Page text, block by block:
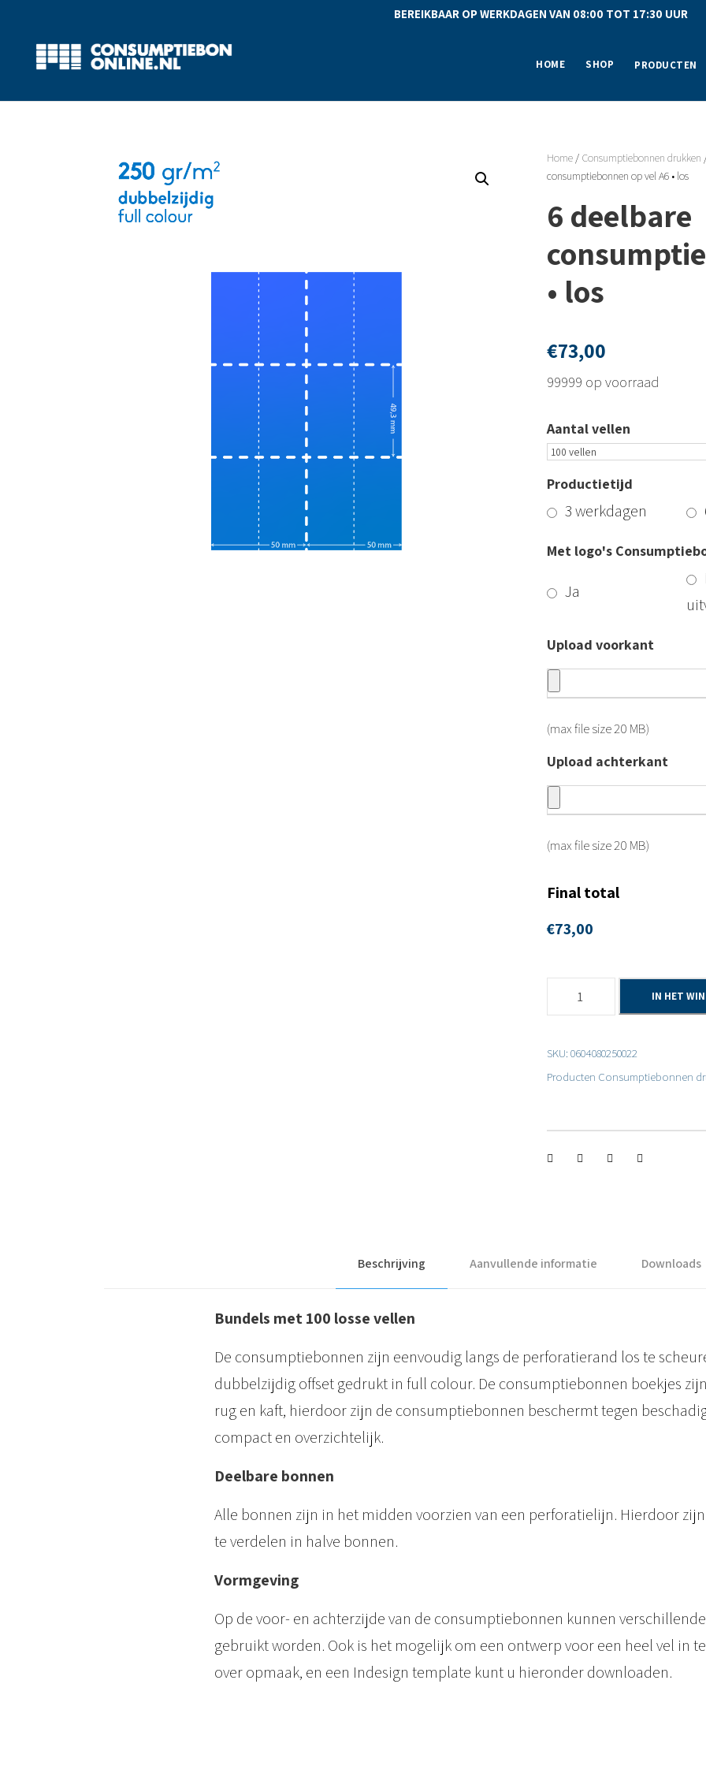
BEREIKBAAR OP WERKDAGEN VAN 08:00 TOT 17:30 UUR
HOME SHOP PRODUCTEN
Home/ Consumptiebonnen drukken
consumptiebonnen op vel A6 • los
6 deelbare
• los
€73,00
99999 op voorraad
Aantal vellen
Productietijd
3 werkdagen
Met logo's
Ja
Upload voorkant
(max file size 20 MB)
Upload achterkant
(max file size 20 MB)
Final total
€73,00
d
e
a
o
m
p
t
o
IN HET
SKU: 0604080250022
Producten Consumptiebonnen
Beschrijving Aanvullende informatie Downloads
Bundels met 100 losse vellen
De consumptiebonnen zijn eenvoudig langs de perforatierand los te
dubbelzijdig offset gedrukt in full colour. De consumptiebonnen boekjes
rug en kaft, hierdoor zijn de consumptiebonnen beschermt tegen
compact en overzichtelijk.
Deelbare bonnen
Alle bonnen zijn in het midden voorzien van een perforatielijn. Hierdoor
te verdelen in halve bonnen.
Vormgeving
Op de voor- en achterzijde van de consumptiebonnen kunnen
gebruikt worden. Ook is het mogelijk om een ontwerp voor een heel vel in
over opmaak, en een Indesign template kunt u hieronder downloaden.